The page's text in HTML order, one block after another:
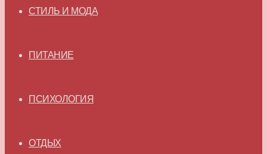
СТИЛЬ И МОДА
ПИТАНИЕ
ПСИХОЛОГИЯ
ОТДЫХ